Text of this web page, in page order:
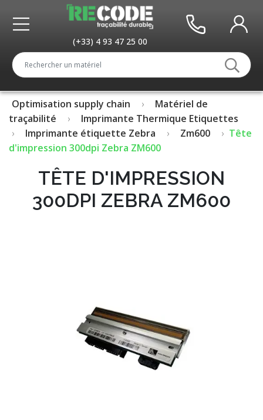
(+33) 4 93 47 25 00
Optimisation supply chain
Matériel de
traçabilité
Imprimante Thermique Etiquettes
Imprimante étiquette Zebra
Zm600
Tête
d'impression 300dpi Zebra ZM600
TÊTE D'IMPRESSION
300DPI ZEBRA ZM600